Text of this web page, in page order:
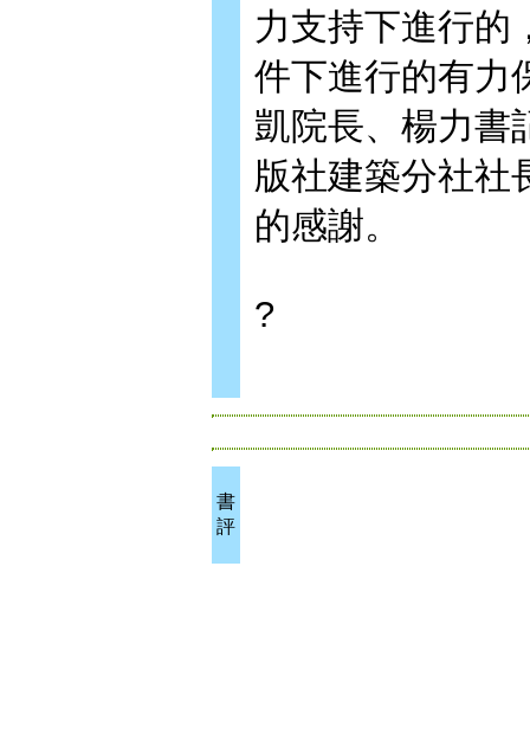
力支持下進行的
件下進行的有力
凱院長、楊力書
版社建築分社社
的感謝。
?
書
評